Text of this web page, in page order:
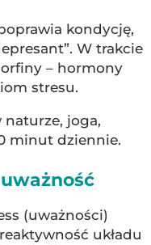
kondycję,
W trakcie
– hormony
stresu.
naturze, joga,
minut dziennie.
(uważności)
układu